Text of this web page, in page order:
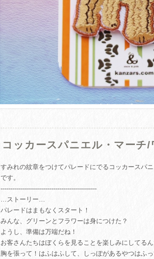
コッカースパニエル・マーチ
すみれの紋章をつけてパレードにでるコッカースパ
です。
-------------------------------------------------
…ストーリー…
パレードはまもなくスタート！
みんな、グリーンとフラワーは身につけた？
ようし、準備は万端だね！
お客さんたちはぼくらを見ることを楽しみにしてるん
胸を張って！はふはふして、しっぽがあるやつはふっ